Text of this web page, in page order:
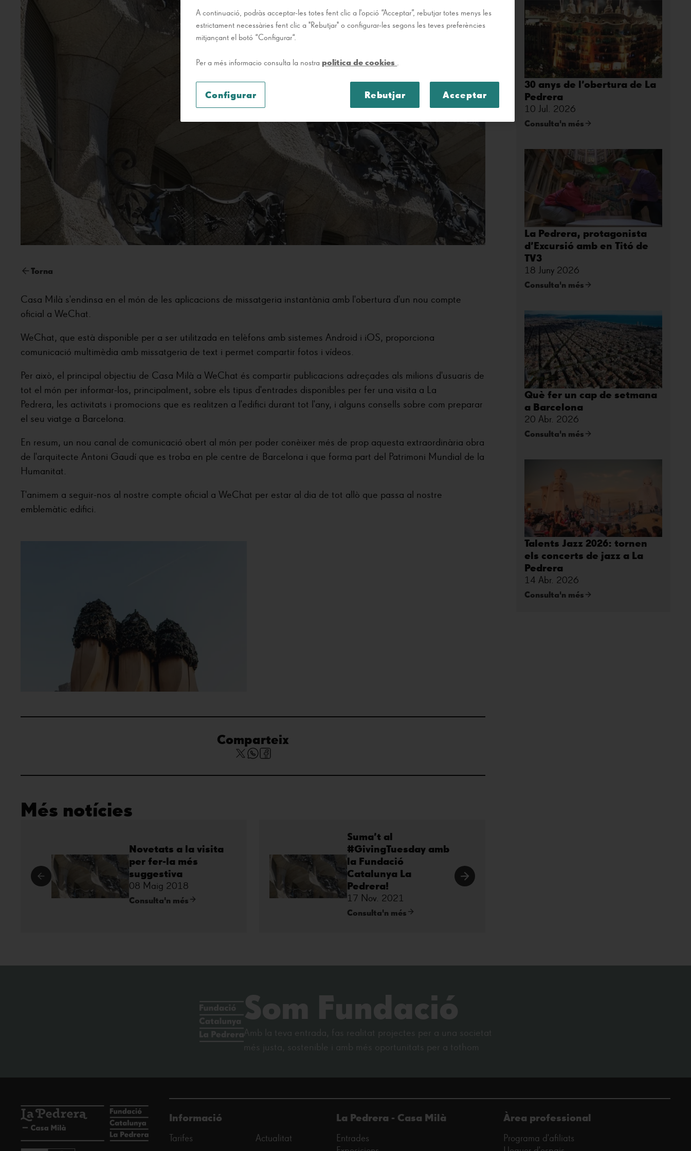
Torna
Casa Milà s'endinsa en el món de les aplicacions de missatgeria instantània amb l'obertura d'un nou compte
oficial a WeChat.
WeChat, que està disponible per a ser utilitzada en telèfons amb sistemes Android i iOS, proporciona
comunicació multimèdia amb missatgeria de text i permet compartir fotos i vídeos.
Per això, el principal objectiu de Casa Milà a WeChat és compartir publicacions adreçades als milions d'usuaris de
tot el món per informar-los, principalment, sobre els tipus d'entrades disponibles per fer una visita a La
Pedrera, les activitats i promocions que es realitzen a l'edifici durant tot l'any, i alguns consells sobre com preparar
el seu viatge a Barcelona.
En resum, un nou canal de comunicació obert al món per poder conèixer més de prop aquesta extraordinària obra
de l'arquitecte Antoni Gaudí que es troba en ple centre de Barcelona i que forma part del Patrimoni Mundial de la
Humanitat.
T'animem a seguir-nos al nostre compte oficial a WeChat per estar al dia de tot allò que passa al nostre
emblemàtic edifici.
Comparteix
Més notícies
Novetats a la visita
per fer-la més
suggestiva
08 Maig 2018
Consulta'n més
Suma’t al
#GivingTuesday amb
la Fundació
Catalunya La
Pedrera!
17 Nov. 2021
Consulta'n més
30 anys de l’obertura de La
Pedrera
10 Jul. 2026
Consulta'n més
La Pedrera, protagonista
d’Excursió amb en Titó de
TV3
18 Juny 2026
Consulta'n més
Què fer un cap de setmana
a Barcelona
20 Abr. 2026
Consulta'n més
Talents Jazz 2026: tornen
els concerts de jazz a La
Pedrera
14 Abr. 2026
Consulta'n més
Som Fundació
Amb la teva entrada, fas realitat projectes per a una societat
més justa, sostenible i amb més oportunitats per a tothom
Informació
Tarifes Actualitat
La Pedrera - Casa Milà
Entrades
Àrea professional
Programa d'afiliats
A continuació, podràs acceptar-les totes fent clic a l'opció “Acceptar”, rebutjar totes menys les
estrictament necessàries fent clic a "Rebutjar" o configurar-les segons les teves preferències
mitjançant el botó “Configurar“.
Per a més informacio consulta la nostrapolitica de cookies
Configurar Rebutjar Acceptar